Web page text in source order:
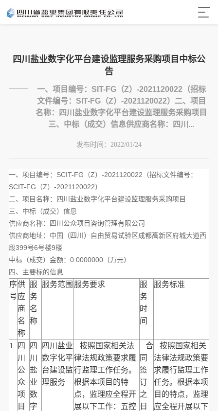
四川盐业数字化平台建设监理服务采购项目中标公
告
一、项目编号：SIT-FG（Z）-2021120022（招标
文件编号：SIT-FG（Z）-2021120022）二、项目
名称：四川盐业数字化平台建设监理服务采购项目
三、中标（成交）信息供应商名称：四川...
发布时间： 2022/01/24
一、项目编号： SCIT-FG （Z） -2021120022 （招标文件编号：
SCIT-FG （Z） -2021120022）
二、项目名称：四川盐业数字化平台建设监理服务采购项目
三、中标（成交）信息
供应商名称：四川公众项目咨询管理有限公司
供应商地址：中国（四川）自由贸易试验区成都高新区府城大道西
段399号6号楼9楼
中标（成交）金额： 0.0000000（万元）
四、主要标的信息
序
号
供
应
商
名
称
服
务
名
称
服务范围 服务要求
服
务
时
间
服务标准
1
四
川
公
众
项
目
四
川
盐
业
数
字
四川盐业
数字化平
台建设监
理服务
按照国家相关法
律法规政策要求履
行监理工作任务。
根据本项目的特
点，监理应全程开
展以下工作：五控
合
同
签
订
之
日
按照国家相关
法律法规政策要
求履行监理工作
任务。根据本项
目的特点，监理
应全程开展以下